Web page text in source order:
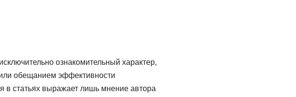
ознакомительный характер,
обещанием эффективности
в статьях выражает лишь мнение автора